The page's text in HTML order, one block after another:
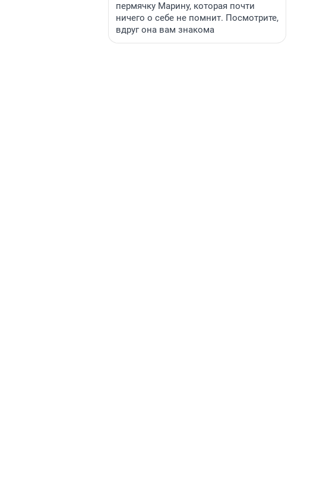
пермячку Марину, которая почти
ничего о себе не помнит. Посмотрите,
вдруг она вам знакома